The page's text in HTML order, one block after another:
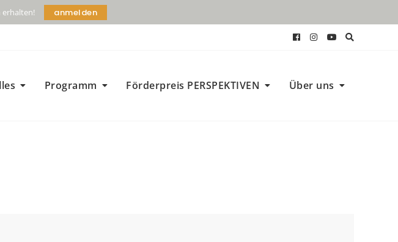
erhalten! anmelden
Programm Förderpreis PERSPEKTIVEN Über uns